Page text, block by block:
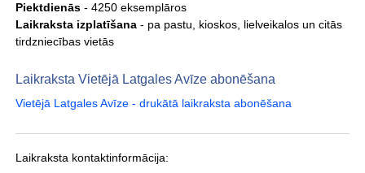
Piektdienās- 4250 eksemplāros
Laikraksta izplatīšana- pa pastu, kioskos, lielveikalos un citās
tirdzniecības vietās
Laikraksta Vietējā Latgales Avīze abonēšana
Vietējā Latgales Avīze - drukātā laikraksta abonēšana
Laikraksta kontaktinformācija: